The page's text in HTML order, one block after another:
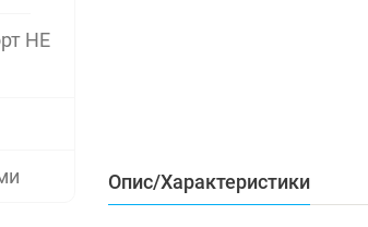
НЕ
Опис/Характеристики